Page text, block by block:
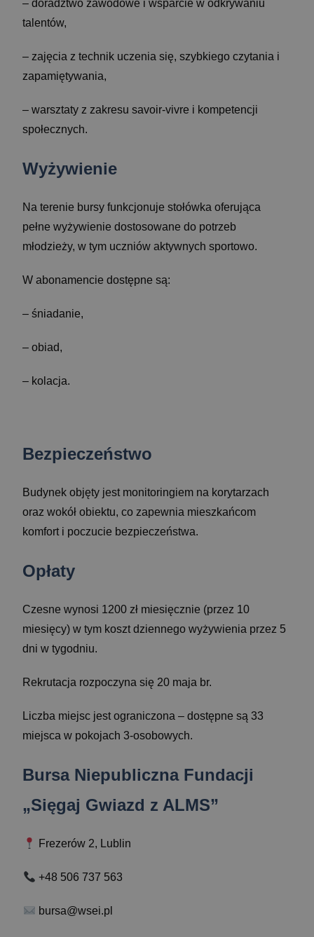
– doradztwo zawodowe i wsparcie w odkrywaniu
talentów,
– zajęcia z technik uczenia się, szybkiego czytania i
zapamiętywania,
– warsztaty z zakresu savoir-vivre i kompetencji
społecznych.
Wyżywienie
Na terenie bursy funkcjonuje stołówka oferująca
pełne wyżywienie dostosowane do potrzeb
młodzieży, w tym uczniów aktywnych sportowo.
W abonamencie dostępne są:
– śniadanie,
– obiad,
– kolacja.
Bezpieczeństwo
Budynek objęty jest monitoringiem na korytarzach
oraz wokół obiektu, co zapewnia mieszkańcom
komfort i poczucie bezpieczeństwa.
Opłaty
Czesne wynosi 1200 zł miesięcznie (przez 10
miesięcy) w tym koszt dziennego wyżywienia przez 5
dni w tygodniu.
Rekrutacja rozpoczyna się 20 maja br.
Liczba miejsc jest ograniczona – dostępne są 33
miejsca w pokojach 3-osobowych.
Bursa Niepubliczna Fundacji
„Sięgaj Gwiazd z ALMS”
Frezerów 2, Lublin
+48 506 737 563
bursa@wsei.pl